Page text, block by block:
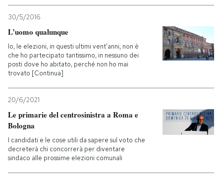
30/5/2016
L’uomo qualunque
Io, le elezioni, in questi ultimi vent’anni, non è
che ho partecipato tantissimo, in nessuno dei
posti dove ho abitato, perché non ho mai
trovato [Continua]
20/6/2021
Le primarie del centrosinistra a Roma e
Bologna
I candidati e le cose utili da sapere sul voto che
decreterà chi concorrerà per diventare
sindaco alle prossime elezioni comunali